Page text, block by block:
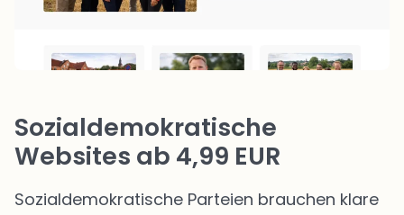
Sozialdemokratische
Websites ab 4,99 EUR
Sozialdemokratische Parteien brauchen klare